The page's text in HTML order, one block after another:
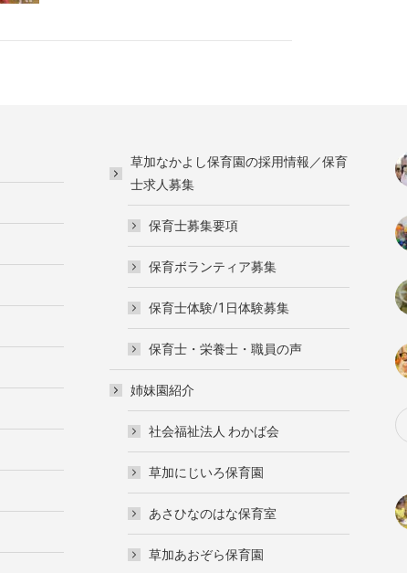
草加なかよし保育園の採用情報／保育
士求人募集
保育士募集要項
保育ボランティア募集
保育士体験/1日体験募集
保育士・栄養士・職員の声
姉妹園紹介
社会福祉法人 わかば会
草加にじいろ保育園
あさひなのはな保育室
草加あおぞら保育園